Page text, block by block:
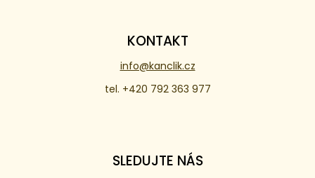
KONTAKT
info@kanclik.cz
tel. +420 792 363 977
SLEDUJTE NÁS